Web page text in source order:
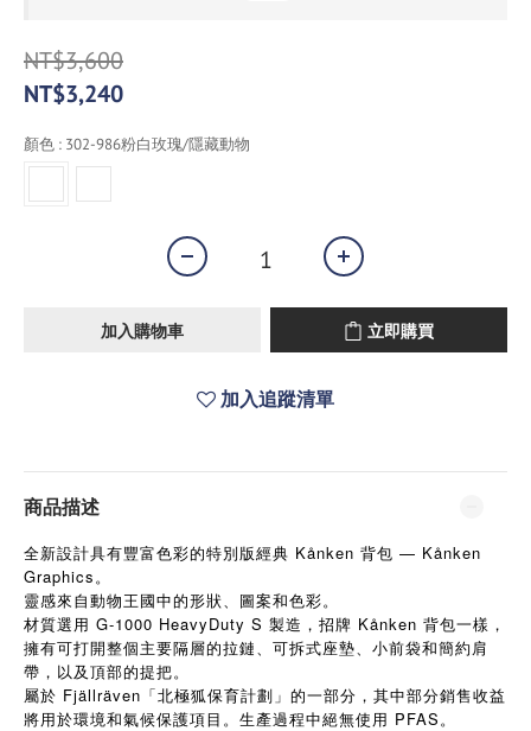
NT$3,600
NT$3,240
顏色 : 302-986粉白玫瑰/隱藏動物
加入購物車 立即購買
加入追蹤清單
商品描述
全新設計具有豐富色彩的特別版經典 Kånken 背包 — Kånken
Graphics。
靈感來自動物王國中的形狀、圖案和色彩。
材質選用 G-1000 HeavyDuty S 製造，招牌 Kånken 背包一樣，
擁有可打開整個主要隔層的拉鏈、可拆式座墊、小前袋和簡約肩
帶，以及頂部的提把。
屬於 Fjällräven「北極狐保育計劃」的一部分，其中部分銷售收益
將用於環境和氣候保護項目。生產過程中絕無使用 PFAS。